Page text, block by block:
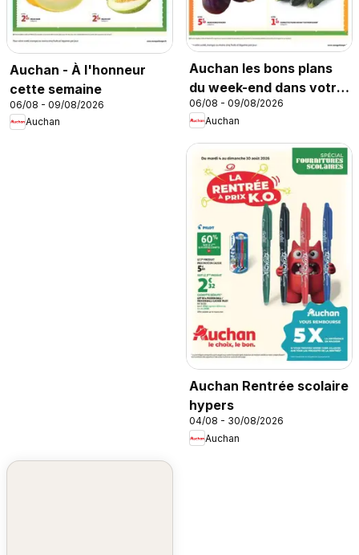
Auchan - À l'honneur
cette semaine
06/08 - 09/08/2026
Auchan
Auchan les bons plans
du week-end dans votre
super
06/08 - 09/08/2026
Auchan
Auchan Rentrée scolaire
hypers
04/08 - 30/08/2026
Auchan